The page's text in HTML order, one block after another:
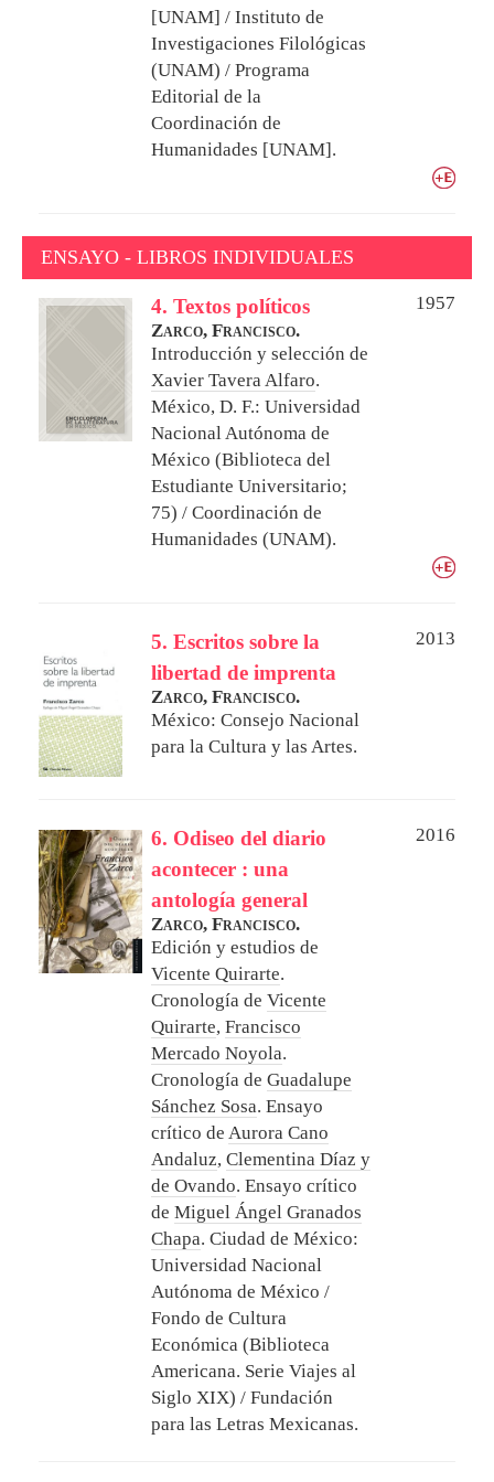
[UNAM] / Instituto de
Investigaciones Filológicas
(UNAM) / Programa
Editorial de la
Coordinación de
Humanidades [UNAM].
ENSAYO - LIBROS INDIVIDUALES
4. Textos políticos
1957
Zarco, Francisco.
Introducción y selección de
Xavier Tavera Alfaro.
México, D. F.: Universidad
Nacional Autónoma de
México (Biblioteca del
Estudiante Universitario;
75) / Coordinación de
Humanidades (UNAM).
5. Escritos sobre la
libertad de imprenta
2013
Zarco, Francisco.
México: Consejo Nacional
para la Cultura y las Artes.
6. Odiseo del diario
acontecer : una
antología general
2016
Zarco, Francisco.
Edición y estudios de
Vicente Quirarte.
Cronología de Vicente
Quirarte, Francisco
Mercado Noyola.
Cronología de Guadalupe
Sánchez Sosa. Ensayo
crítico de Aurora Cano
Andaluz, Clementina Díaz y
de Ovando. Ensayo crítico
de Miguel Ángel Granados
Chapa. Ciudad de México:
Universidad Nacional
Autónoma de México /
Fondo de Cultura
Económica (Biblioteca
Americana. Serie Viajes al
Siglo XIX) / Fundación
para las Letras Mexicanas.